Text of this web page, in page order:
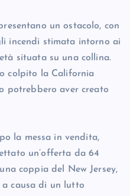
un ostacolo, con
incendi stimata intorno ai
situata su una collina.
colpito la California
potrebbero aver creato
la messa in vendita,
un’offerta da 64
coppia del New Jersey,
a causa di un lutto